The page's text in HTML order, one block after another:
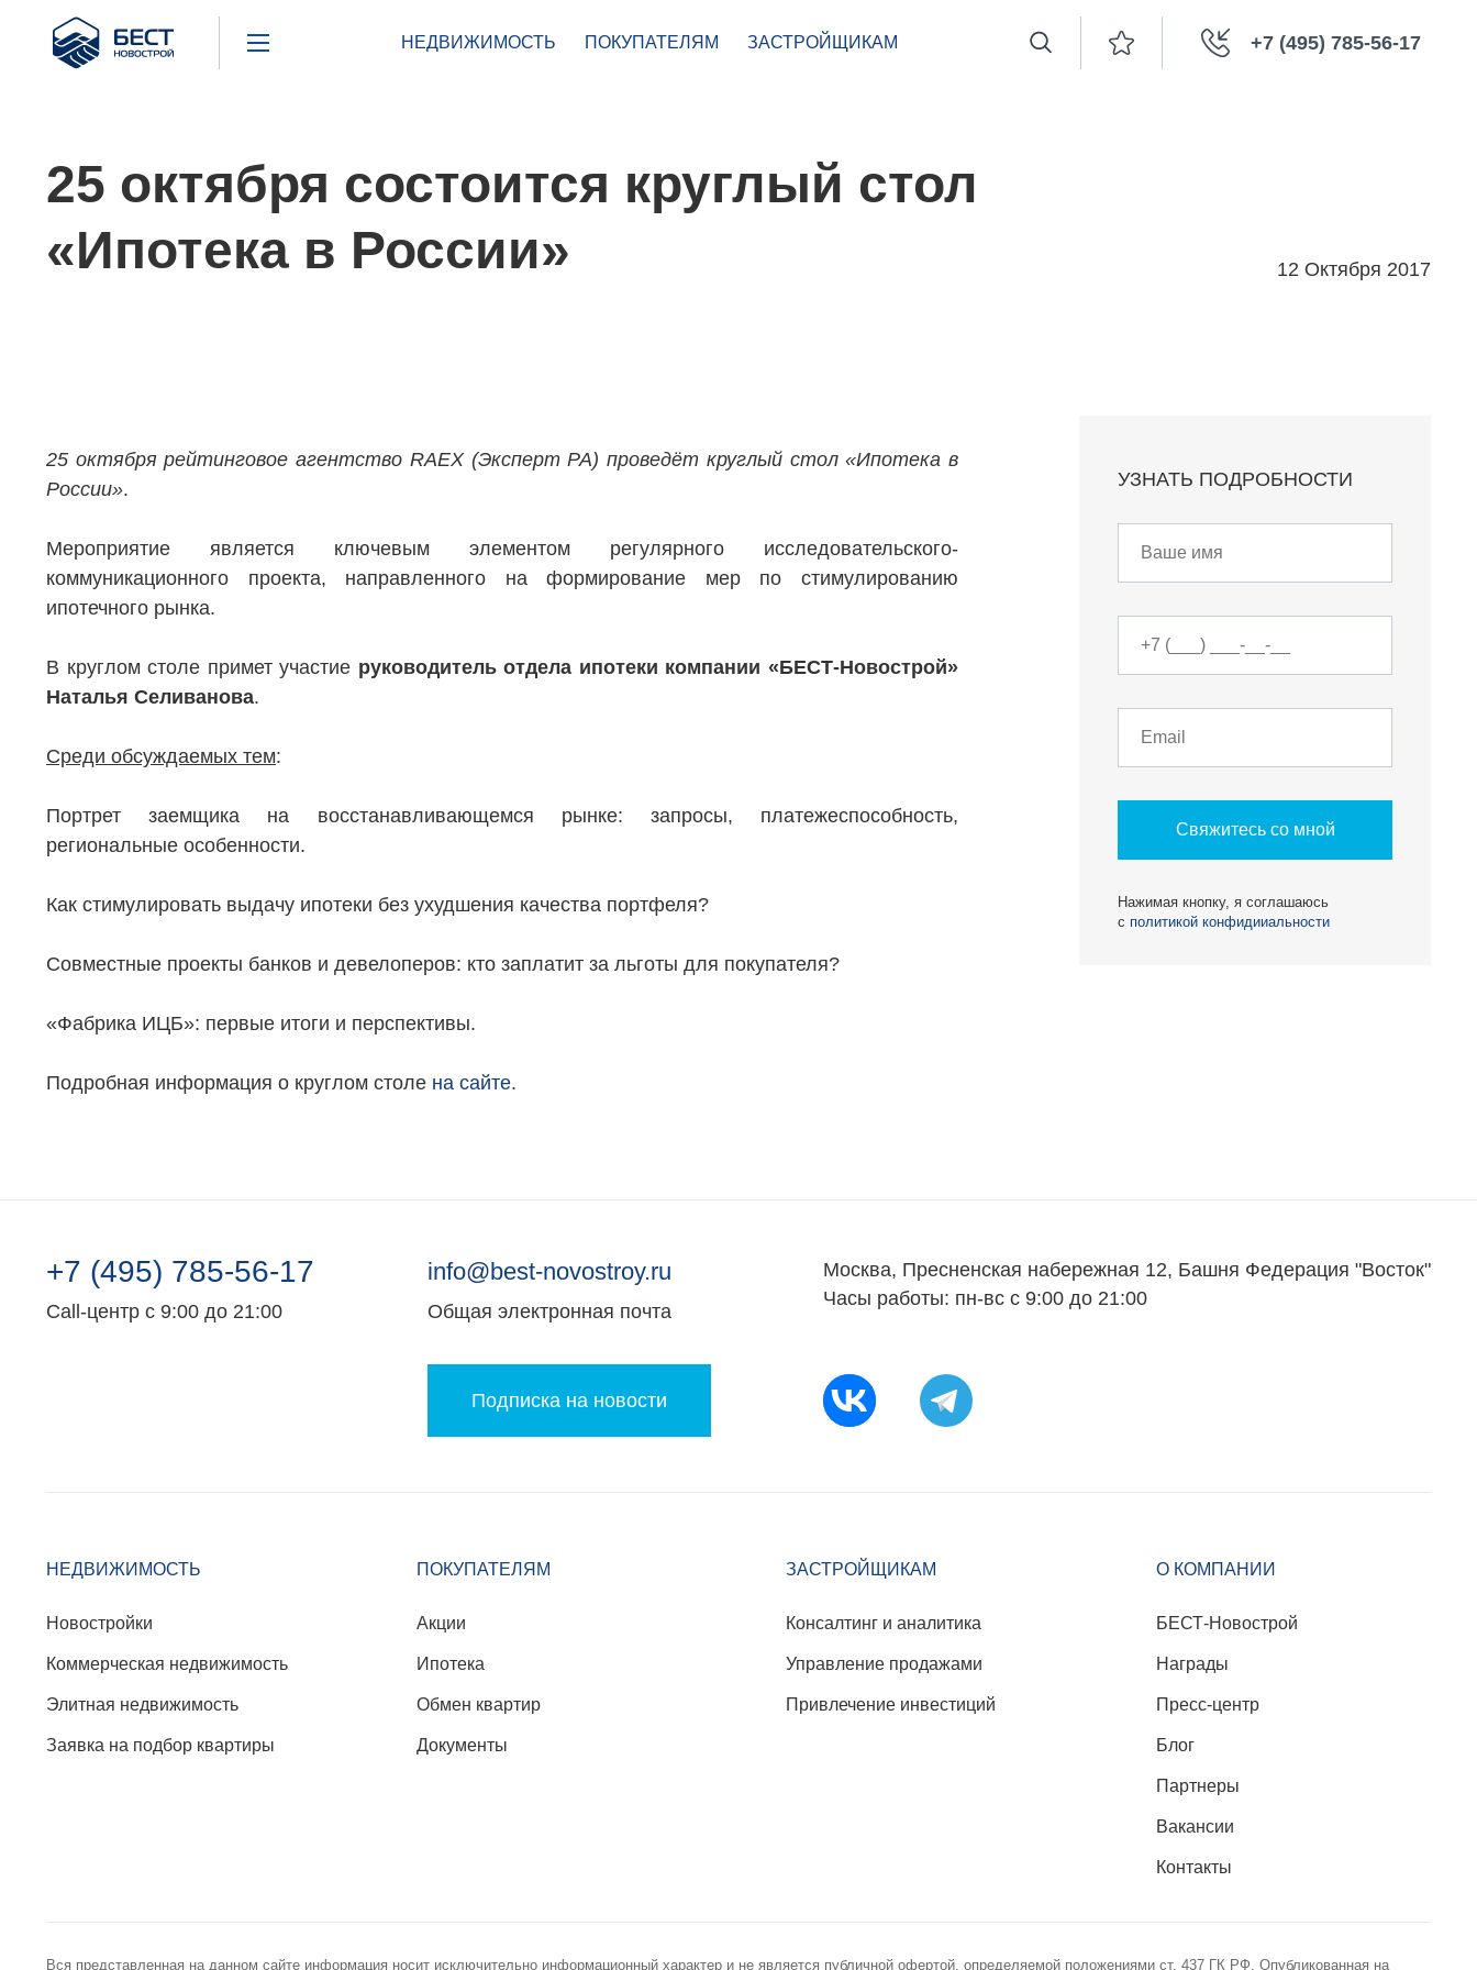
Бест
Новострой
НЕДВИЖИМОСТЬ ПОКУПАТЕЛЯМ ЗАСТРОЙЩИКАМ +7 (495) 785-56-17
НЕДВИЖИМОСТЬ
Новостройки
Заявка на подбор квартиры
Акции
Документы
БЕСТ-Новострой
25 октября состоится круглый стол
«Ипотека в России»
12 Октября 2017
25 октября рейтинговое агентство RAEX (Эксперт РА) проведёт круглый стол «Ипотека в
России».
Мероприятие является ключевым элементом регулярного исследовательского-
коммуникационного проекта, направленного на формирование мер по стимулированию
ипотечного рынка.
В круглом столе примет участие руководитель отдела ипотеки компании «БЕСТ-Новострой»
Наталья Селиванова.
Среди обсуждаемых тем:
Портрет заемщика на восстанавливающемся рынке: запросы, платежеспособность,
региональные особенности.
Как стимулировать выдачу ипотеки без ухудшения качества портфеля?
Совместные проекты банков и девелоперов: кто заплатит за льготы для покупателя?
«Фабрика ИЦБ»: первые итоги и перспективы.
Подробная информация о круглом столе на сайте.
УЗНАТЬ ПОДРОБНОСТИ
Свяжитесь со мной
Нажимая кнопку, я соглашаюсь
с политикой конфидииальности
+7 (495) 785-56-17
Call-центр с 9:00 до 21:00
info@best-novostroy.ru
Общая электронная почта
Подписка на новости
Москва, Пресненская набережная 12, Башня Федерация "Восток"
Часы работы: пн-вс с 9:00 до 21:00
НЕДВИЖИМОСТЬ
Новостройки
Коммерческая недвижимость
Элитная недвижимость
Заявка на подбор квартиры
ПОКУПАТЕЛЯМ
Акции
Ипотека
Обмен квартир
Документы
ЗАСТРОЙЩИКАМ
Консалтинг и аналитика
Управление продажами
Привлечение инвестиций
О КОМПАНИИ
БЕСТ-Новострой
Награды
Пресс-центр
Блог
Партнеры
Вакансии
Контакты
Вся представленная на данном сайте информация носит исключительно информационный характер и не является публичной офертой, определяемой положениями ст. 437 ГК РФ. Опубликованная на